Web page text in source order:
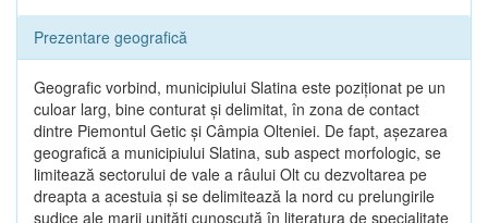
Prezentare geografică
Geografic vorbind, municipiului Slatina este poziţionat pe un
culoar larg, bine conturat şi delimitat, în zona de contact
dintre Piemontul Getic şi Câmpia Olteniei. De fapt, aşezarea
geografică a municipiului Slatina, sub aspect morfologic, se
limitează sectorului de vale a râului Olt cu dezvoltarea pe
dreapta a acestuia şi se delimitează la nord cu prelungirile
sudice ale marii unităţi cunoscută în literatura de specialitate